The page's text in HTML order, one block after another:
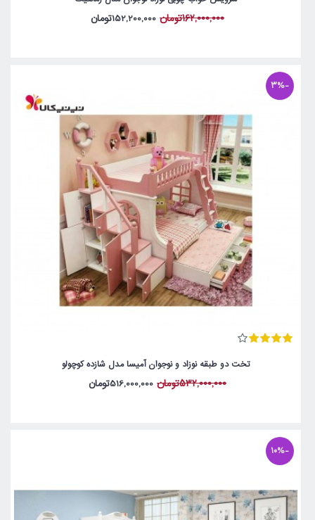
162,000,000تومان 152,200,000تومان
-3%
تخت دو طبقه نوزاد و نوجوان آمیسا مدل شازده کوچولو
532,000,000تومان 516,000,000تومان
-10%